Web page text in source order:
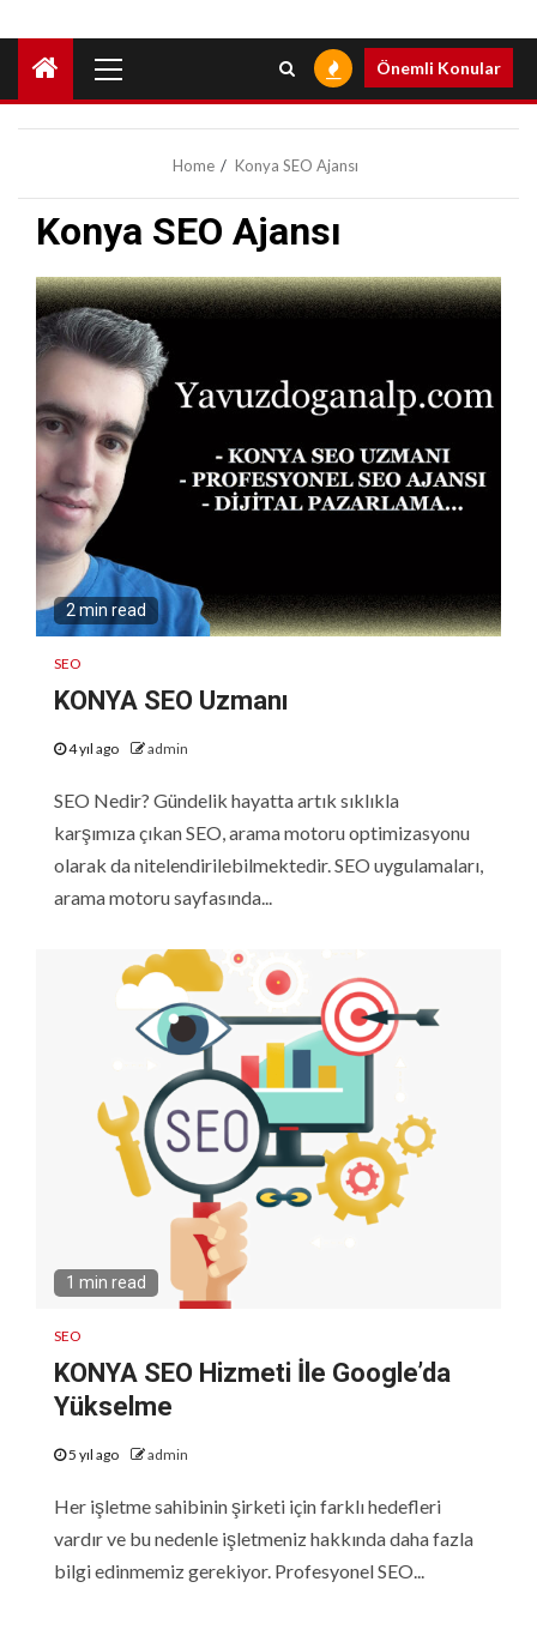
Menu
Önemli Konular
Home Konya SEO Ajansı
Konya SEO Ajansı
2 min read
SEO
KONYA SEO Uzmanı
4 yıl ago admin
SEO Nedir? Gündelik hayatta artık sıklıkla
karşımıza çıkan SEO, arama motoru optimizasyonu
olarak da nitelendirilebilmektedir. SEO uygulamaları,
arama motoru sayfasında...
1 min read
SEO
KONYA SEO Hizmeti İle Google’da
Yükselme
5 yıl ago admin
Her işletme sahibinin şirketi için farklı hedefleri
vardır ve bu nedenle işletmeniz hakkında daha fazla
bilgi edinmemiz gerekiyor. Profesyonel SEO...